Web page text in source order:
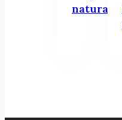
natural